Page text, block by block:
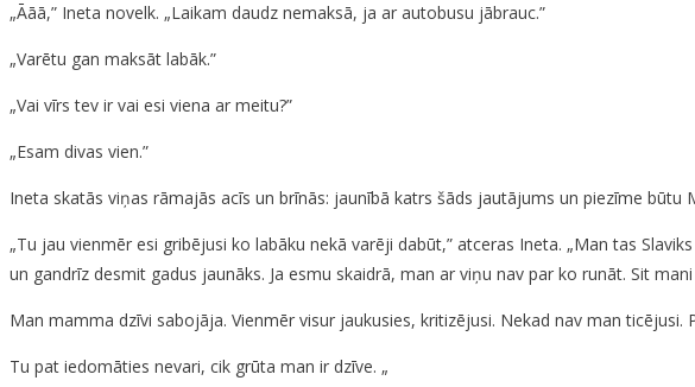
„Āāā,” Ineta novelk. „Laikam daudz nemaksā, ja ar autobusu jābrauc.”
„Varētu gan maksāt labāk.”
„Vai vīrs tev ir vai esi viena ar meitu?”
„Esam divas vien.”
Ineta skatās viņas rāmajās acīs un brīnās: jaunībā katrs šāds jautājums un piezīme
„Tu jau vienmēr esi gribējusi ko labāku nekā varēji dabūt,” atceras Ineta. „Man tas
un gandrīz desmit gadus jaunāks. Ja esmu skaidrā, man ar viņu nav par ko runāt. Sit
Man mamma dzīvi sabojāja. Vienmēr visur jaukusies, kritizējusi. Nekad nav man
Tu pat iedomāties nevari, cik grūta man ir dzīve. „